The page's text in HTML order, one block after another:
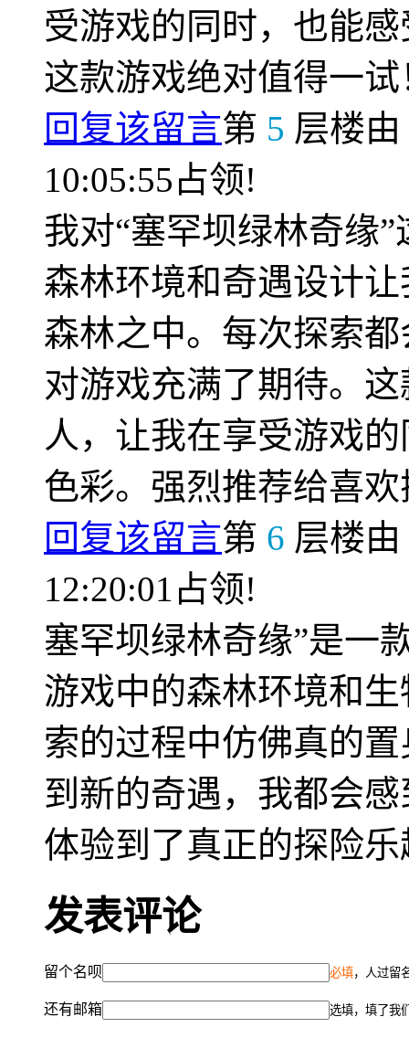
受游戏的同时，也能
这款游戏绝对值得一试
回复该留言第 5 层楼由
10:05:55占领!
我对“塞罕坝绿林奇缘
森林环境和奇遇设计
森林之中。每次探索
对游戏充满了期待。
人，让我在享受游戏
色彩。强烈推荐给喜
回复该留言第 6 层楼由
12:20:01占领!
塞罕坝绿林奇缘”是一
游戏中的森林环境和
索的过程中仿佛真的
到新的奇遇，我都会
体验到了真正的探险
发表评论
留个名呗 必填，人过留
还有邮箱 选填，填了我